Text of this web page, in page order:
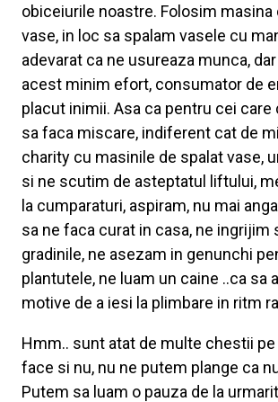
obiceiurile noastre. Folosim masina
vase, in loc sa spalam vasele cu
adevarat ca ne usureaza munca,
acest minim efort, consumator de
placut inimii. Asa ca pentru cei care
sa faca miscare, indiferent cat de
charity cu masinile de spalat vase,
si ne scutim de asteptatul liftului,
la cumparaturi, aspiram, nu mai
sa ne faca curat in casa, ne ingrijim
gradinile, ne asezam in genunchi
plantutele, ne luam un caine ..ca sa
motive de a iesi la plimbare in ritm
Hmm.. sunt atat de multe chestii
face si nu, nu ne putem plange ca
Putem sa luam o pauza de la